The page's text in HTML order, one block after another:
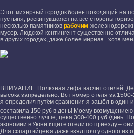
Этот мизерный городок более походящий на
пустыня, раскинувшаяся на все стороны
несколько памятников рабочим-
мусор. Людской контингент существенно
в других городах, даже более мирная.. хотя
ВНИМАНИЕ. Полезная инфа насчёт отелей.
высока запредельно. Вот номер отеля за
я определил путём сравнения я зашёл в один
составила 150 руб в день! Моему
существенно лучше, цена 300-400 руб./день.
экономии в Уюни ищите отели по приезду – они
Для сопартийцев я даже взял почту одного из